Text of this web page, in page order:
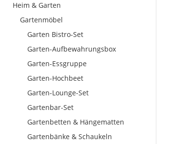
Heim & Garten
Gartenmöbel
Garten Bistro-Set
Garten-Aufbewahrungsbox
Garten-Essgruppe
Garten-Hochbeet
Garten-Lounge-Set
Gartenbar-Set
Gartenbetten & Hängematten
Gartenbänke & Schaukeln